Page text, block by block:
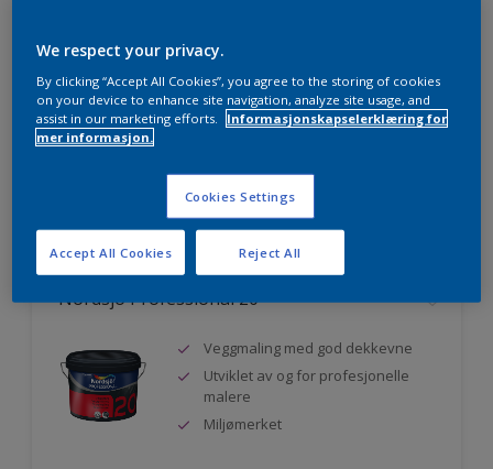
Lett å påføre og fordele
Jevnere og finere finish, også i
mørke farger
Sammenligne
Nordsjö Professional 20
Veggmaling med god dekkevne
Utviklet av og for profesjonelle
malere
Miljømerket
We respect your privacy.
By clicking “Accept All Cookies”, you agree to the storing of cookies
on your device to enhance site navigation, analyze site usage, and
assist in our marketing efforts.
Informasjonskapselerklæring for
mer informasjon.
Cookies Settings
Reject All
Accept All Cookies